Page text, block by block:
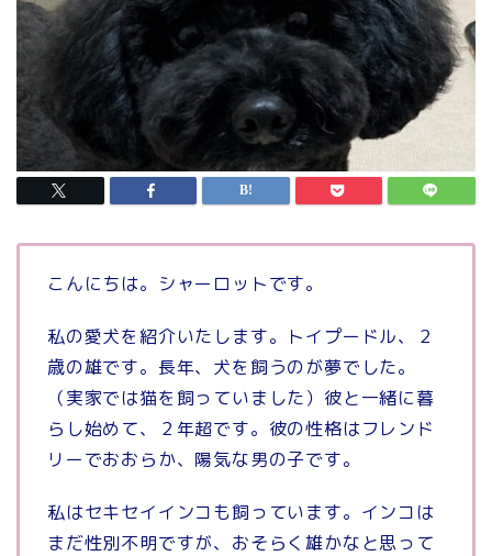
こんにちは。シャーロットです。
私の愛犬を紹介いたします。トイプードル、２
歳の雄です。長年、犬を飼うのが夢でした。
（実家では猫を飼っていました）彼と一緒に暮
らし始めて、２年超です。彼の性格はフレンド
リーでおおらか、陽気な男の子です。
私はセキセイインコも飼っています。インコは
まだ性別不明ですが、おそらく雄かなと思って